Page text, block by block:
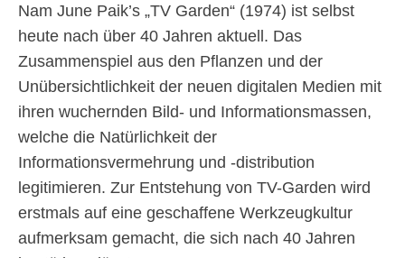
Nam June Paik’s „TV Garden“ (1974) ist selbst
heute nach über 40 Jahren aktuell. Das
Zusammenspiel aus den Pflanzen und der
Unübersichtlichkeit der neuen digitalen Medien mit
ihren wuchernden Bild- und Informationsmassen,
welche die Natürlichkeit der
Informationsvermehrung und -distribution
legitimieren. Zur Entstehung von TV-Garden wird
erstmals auf eine geschaffene Werkzeugkultur
aufmerksam gemacht, die sich nach 40 Jahren